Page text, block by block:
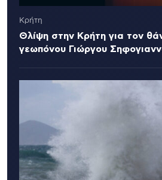
Κρήτη
Θλίψη στην Κρήτη για τον
γεωπόνου Γιώργου